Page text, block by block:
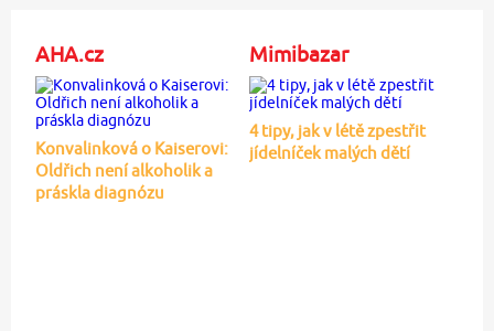
AHA.cz
Konvalinková o Kaiserovi:
Oldřich není alkoholik a
práskla diagnózu
Mimibazar
4 tipy, jak v létě zpestřit
jídelníček malých dětí